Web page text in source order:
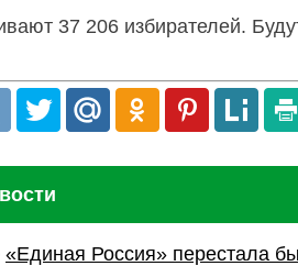
37 206 избирателей.
«Единая Россия» перестала